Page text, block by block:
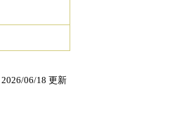
2026/06/18 更新